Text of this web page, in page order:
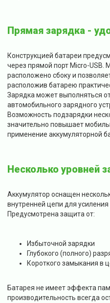
Прямая зарядка -
Конструкцией батареи
через прямой порт Micro-USB.
расположено сбоку и
расположив батарею
Зарядка может выполняться
автомобильного зарядного
Возможность подзарядки
значительно повышает
применение аккумуляторной
Несколько уровней
Аккумулятор оснащен
внутренней цепи для усиления
Предусмотрена защита от:
Избыточной зарядки
Глубокого (полного)
Короткого замыкания в
Батарея не имеет эффекта
производительность всегда